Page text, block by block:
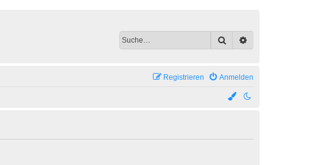
Suche
Anmelden
Registrieren